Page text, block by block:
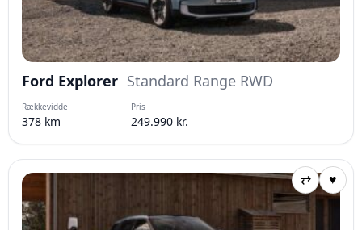
Ford Explorer Standard Range RWD
Rækkevidde
378 km
Pris
249.990 kr.
⇄ ♥